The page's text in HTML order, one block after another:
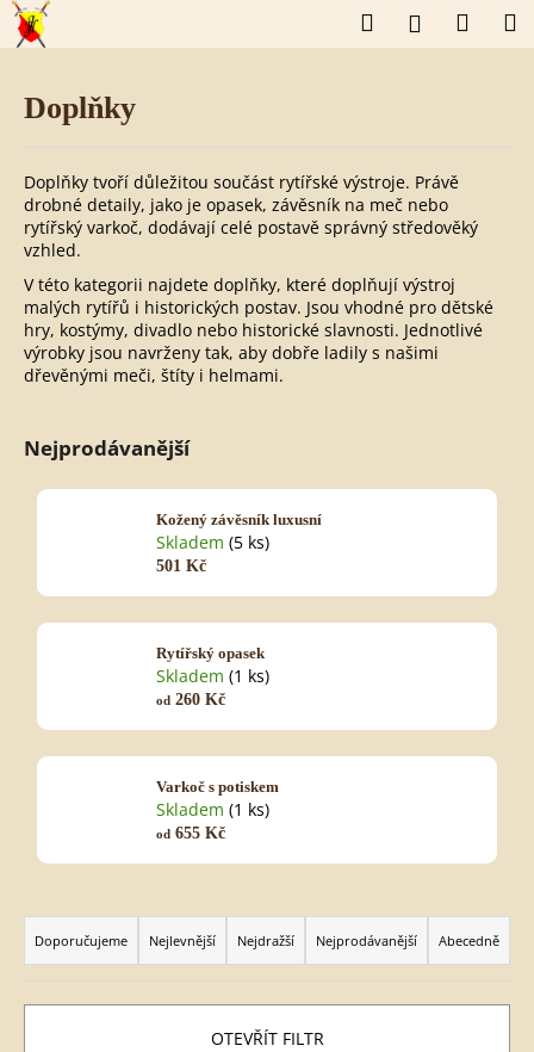
Přejít
na
obsah
HledatPřihlášení
Doplňky
Doplňky tvoří důležitou součást rytířské výstroje. Právě
drobné detaily, jako je opasek, závěsník na meč nebo
rytířský varkoč, dodávají celé postavě správný středověký
vzhled.
V této kategorii najdete doplňky, které doplňují výstroj
malých rytířů i historických postav. Jsou vhodné pro dětské
hry, kostýmy, divadlo nebo historické slavnosti. Jednotlivé
výrobky jsou navrženy tak, aby dobře ladily s našimi
dřevěnými meči, štíty i helmami.
Nejprodávanější
Kožený závěsník luxusní
Skladem (5 ks)
501 Kč
Rytířský opasek
Skladem (1 ks)
od 260 Kč
Varkoč s potiskem
Skladem (1 ks)
od 655 Kč
e
Doporučujeme Nejlevnější Nejdražší Nejprodávanější Abecedně
OTEVŘÍT FILTR
š
C
o
t
ř
e
u
j
e
t
e
j
í
D
p
u
e
e